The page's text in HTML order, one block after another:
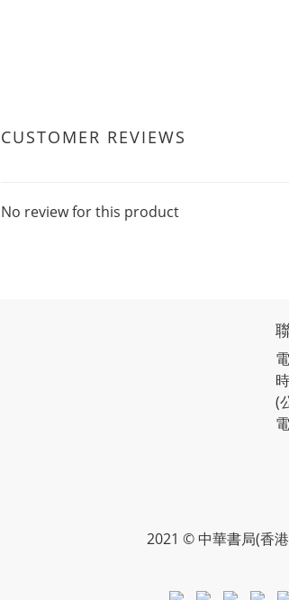
CUSTOMER REVIEWS
No review for this product
(
2021 © 中華書局(香